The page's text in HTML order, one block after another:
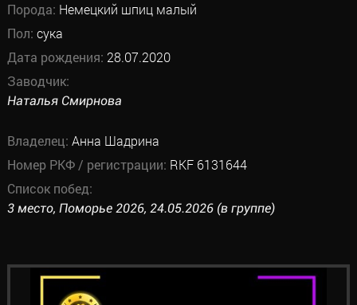
Порода: Немецкий шпиц малый
Пол: сука
Дата рождения: 28.07.2020
Заводчик:
Наталья Смирнова
Владелец: Анна Шадрина
Номер РКФ / регистрации: RKF 6131644
Список побед:
3 место, Поморье 2026, 24.05.2026 (в группе)